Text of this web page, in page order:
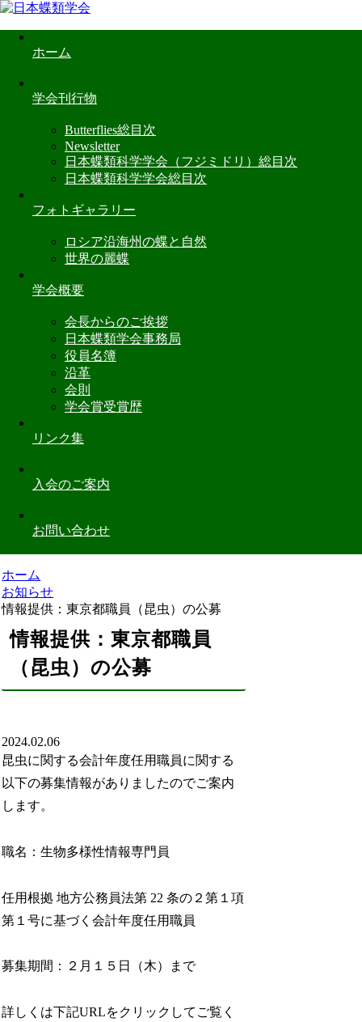
ホーム
学会刊行物
Butterflies総目次
Newsletter
日本蝶類科学学会（フジミドリ）総目次
日本蝶類科学学会総目次
フォトギャラリー
ロシア沿海州の蝶と自然
世界の麗蝶
学会概要
会長からのご挨拶
日本蝶類学会事務局
役員名簿
沿革
会則
学会賞受賞歴
リンク集
入会のご案内
お問い合わせ
ホーム
お知らせ
情報提供：東京都職員（昆虫）の公募
情報提供：東京都職員
（昆虫）の公募
2024.02.06
昆虫に関する会計年度任用職員に関する
以下の募集情報がありましたのでご案内
します。
職名：生物多様性情報専門員
任用根拠 地方公務員法第 22 条の２第１項
第１号に基づく会計年度任用職員
募集期間：２月１５日（木）まで
詳しくは下記URLをクリックしてご覧く